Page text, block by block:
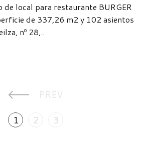
de local para restaurante BURGER
de 337,26 m2 y 102 asientos
nº 28,..
PREV
1
2 3